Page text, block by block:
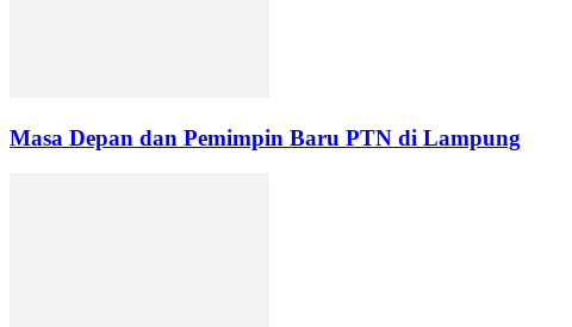
Masa Depan dan Pemimpin Baru PTN di Lampung